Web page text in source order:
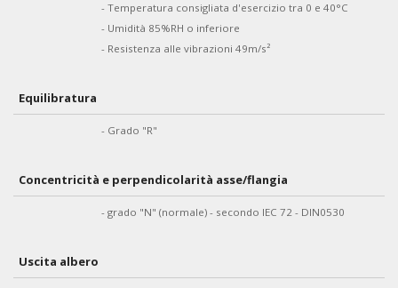
- Temperatura consigliata d'esercizio tra 0 e 40°C
- Umidità 85%RH o inferiore
- Resistenza alle vibrazioni 49m/s²
Equilibratura
- Grado "R"
Concentricità e perpendicolarità asse/flangia
- grado "N" (normale) - secondo IEC 72 - DIN0530
Uscita albero